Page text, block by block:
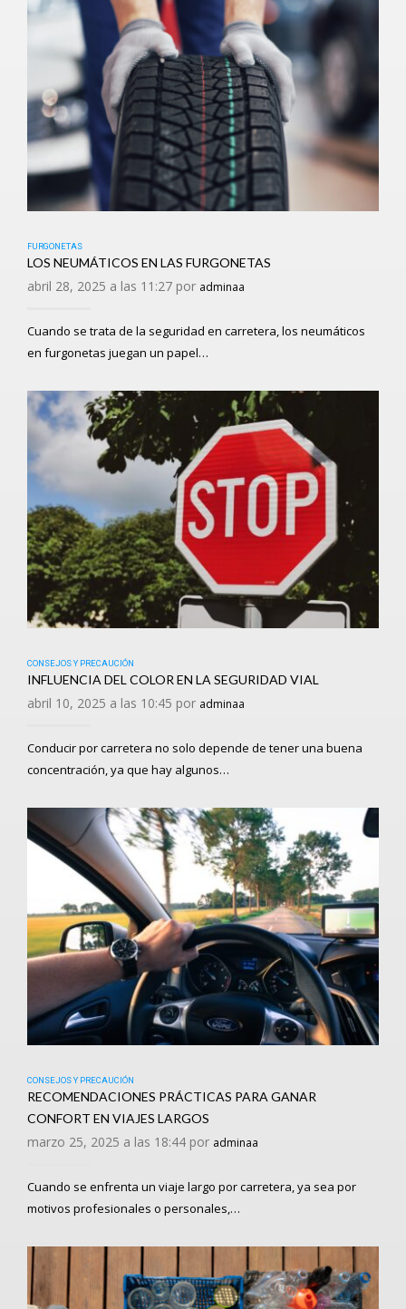
FURGONETAS
LOS NEUMÁTICOS EN LAS FURGONETAS
abril 28, 2025 a las 11:27 por adminaa
Cuando se trata de la seguridad en carretera, los neumáticos
en furgonetas juegan un papel…
CONSEJOS Y PRECAUCIÓN
INFLUENCIA DEL COLOR EN LA SEGURIDAD VIAL
abril 10, 2025 a las 10:45 por adminaa
Conducir por carretera no solo depende de tener una buena
concentración, ya que hay algunos…
CONSEJOS Y PRECAUCIÓN
RECOMENDACIONES PRÁCTICAS PARA GANAR
CONFORT EN VIAJES LARGOS
marzo 25, 2025 a las 18:44 por adminaa
Cuando se enfrenta un viaje largo por carretera, ya sea por
motivos profesionales o personales,…